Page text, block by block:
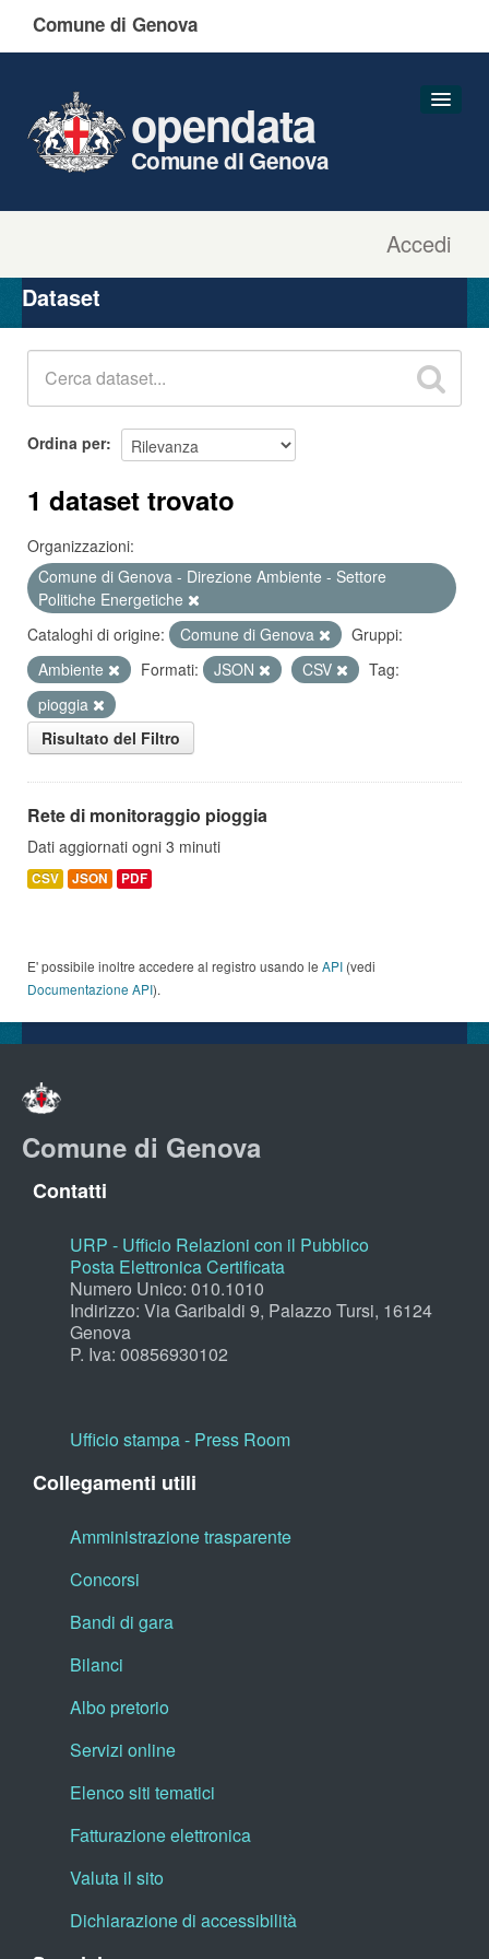
Comune di Genova
Accedi
opendata
Comune di Genova
Organizzazioni
Gruppi
Dataset
Ordina per
1 dataset trovato
Organizzazioni:
Comune di Genova - Direzione Ambiente - Settore
Politiche Energetiche
Cataloghi di origine:
Comune di Genova
Gruppi:
Ambiente
Formati: JSON CSV
Tag:
pioggia
Risultato del Filtro
Rete di monitoraggio pioggia
Dati aggiornati ogni 3 minuti
CSV JSON PDF
E' possibile inoltre accedere al registro usando le API (vedi
Documentazione API).
Comune di Genova
Contatti
URP - Ufficio Relazioni con il Pubblico
Posta Elettronica Certificata
Numero Unico: 010.1010
Indirizzo: Via Garibaldi 9, Palazzo Tursi, 16124
Genova
P. Iva: 00856930102
Ufficio stampa - Press Room
Collegamenti utili
Amministrazione trasparente
Concorsi
Bandi di gara
Bilanci
Albo pretorio
Servizi online
Elenco siti tematici
Fatturazione elettronica
Valuta il sito
Dichiarazione di accessibilità